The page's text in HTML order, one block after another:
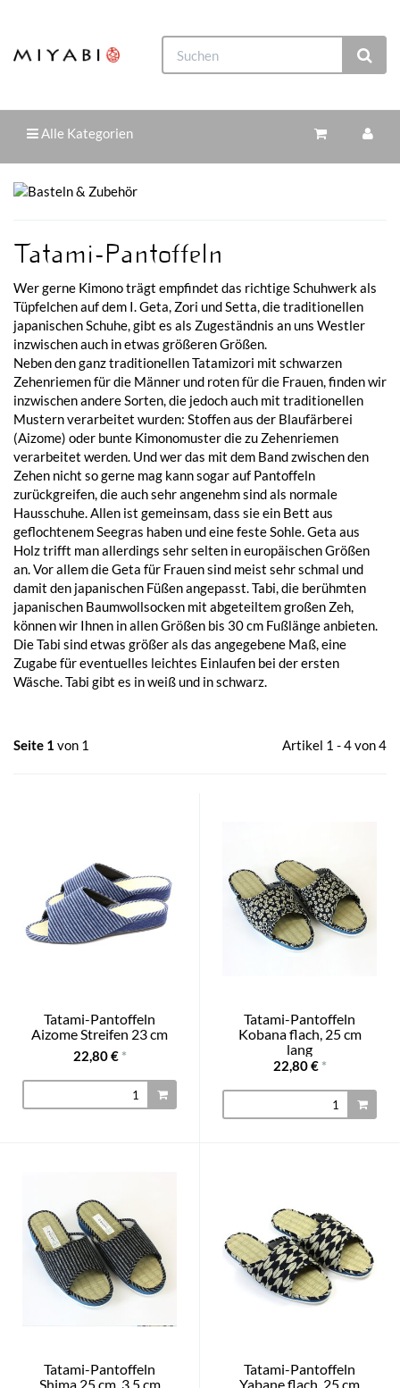
Alle Kategorien
Tatami-Pantoffeln
Wer gerne Kimono trägt empfindet das richtige Schuhwerk als
Tüpfelchen auf dem I. Geta, Zori und Setta, die traditionellen
japanischen Schuhe, gibt es als Zugeständnis an uns Westler
inzwischen auch in etwas größeren Größen.
Neben den ganz traditionellen Tatamizori mit schwarzen
Zehenriemen für die Männer und roten für die Frauen, finden wir
inzwischen andere Sorten, die jedoch auch mit traditionellen
Mustern verarbeitet wurden: Stoffen aus der Blaufärberei
(Aizome) oder bunte Kimonomuster die zu Zehenriemen
verarbeitet werden. Und wer das mit dem Band zwischen den
Zehen nicht so gerne mag kann sogar auf Pantoffeln
zurückgreifen, die auch sehr angenehm sind als normale
Hausschuhe. Allen ist gemeinsam, dass sie ein Bett aus
geflochtenem Seegras haben und eine feste Sohle. Geta aus
Holz trifft man allerdings sehr selten in europäischen Größen
an. Vor allem die Geta für Frauen sind meist sehr schmal und
damit den japanischen Füßen angepasst. Tabi, die berühmten
japanischen Baumwollsocken mit abgeteiltem großen Zeh,
können wir Ihnen in allen Größen bis 30 cm Fußlänge anbieten.
Die Tabi sind etwas größer als das angegebene Maß, eine
Zugabe für eventuelles leichtes Einlaufen bei der ersten
Wäsche. Tabi gibt es in weiß und in schwarz.
Seite 1 von 1 Artikel 1 - 4 von 4
Tatami-Pantoffeln
Aizome Streifen 23 cm
22,80 € *
Tatami-Pantoffeln
Kobana flach, 25 cm
lang
22,80 € *
Tatami-Pantoffeln
Shima 25 cm, 3,5 cm
Tatami-Pantoffeln
Yabane flach, 25 cm